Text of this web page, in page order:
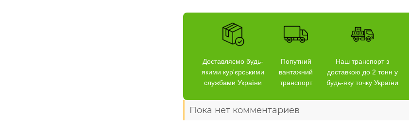
Доставляємо будь-
якими кур'єрськими
службами України
Попутний
вантажний
транспорт
Наш транспорт з
доставкою до 2 тонн у
будь-яку точку України
Пока нет комментариев